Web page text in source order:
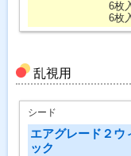
6枚
6枚
乱視用
シード
エアグレード２ウ
ック